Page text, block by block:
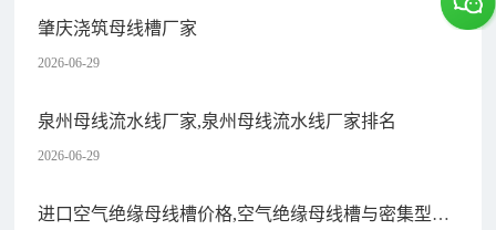
肇庆浇筑母线槽厂家
2026-06-29
泉州母线流水线厂家,泉州母线流水线厂家排名
2026-06-29
进口空气绝缘母线槽价格,空气绝缘母线槽与密集型母